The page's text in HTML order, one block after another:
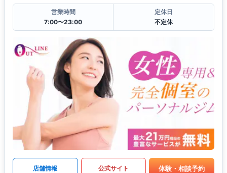
営業時間
7:00〜23:00
定休日
不定休
店舗情報 公式サイト 体験・相談予約